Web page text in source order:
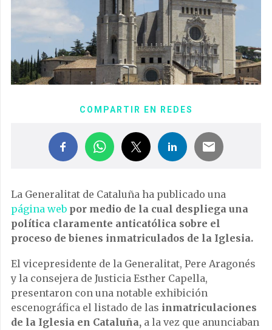
COMPARTIR EN REDES
La Generalitat de Cataluña ha publicado una
página web por medio de la cual despliega una
política claramente anticatólica sobre el
proceso de bienes inmatriculados de la Iglesia.
El vicepresidente de la Generalitat, Pere Aragonés
y la consejera de Justicia Esther Capella,
presentaron con una notable exhibición
escenográfica el listado de las inmatriculaciones
de la Iglesia en Cataluña, a la vez que anunciaban